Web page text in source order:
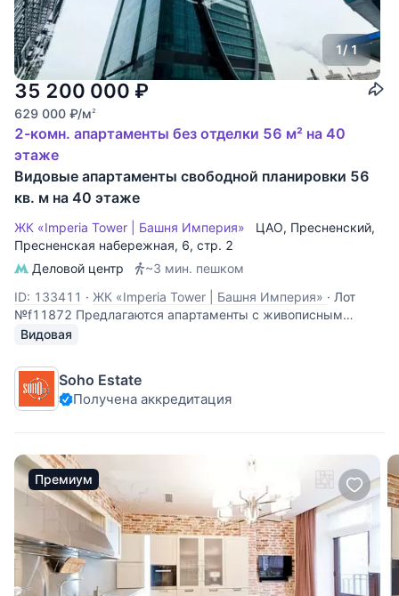
1/ 1
35 200 000 ₽
629 000 ₽/м2
2-комн. апартаменты без отделки 56 м² на 40
этаже
Видовые апартаменты свободной планировки 56
кв. м на 40 этаже
ЖК «Imperia Tower | Башня Империя» ЦАО, Пресненский,
Пресненская набережная, 6, стр. 2
Деловой центр
~3 мин. пешком
ID: 133411 · ЖК «Imperia Tower | Башня Империя» · Лот
№f11872 Предлагаются апартаменты с живописным
видом на набережную Москвы-реки. Помещение
этажей башни "Империя" - вы сможете реализовать здесь
стильный интерьер и любоваться впечатляющими
Видовая
Soho Estate
Получена аккредитация
Премиум